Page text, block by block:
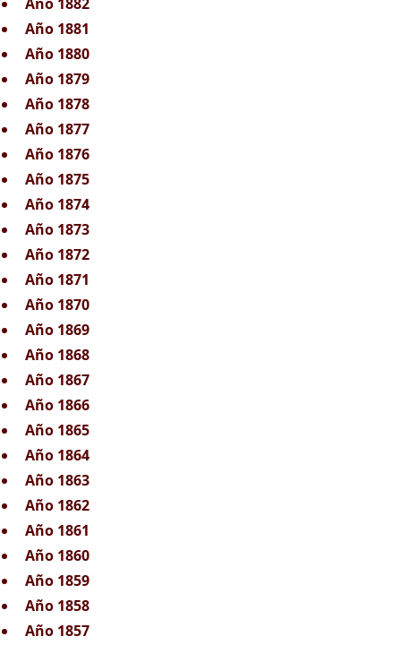
Año 1881
Año 1880
Año 1879
Año 1878
Año 1877
Año 1876
Año 1875
Año 1874
Año 1873
Año 1872
Año 1871
Año 1870
Año 1869
Año 1868
Año 1867
Año 1866
Año 1865
Año 1864
Año 1863
Año 1862
Año 1861
Año 1860
Año 1859
Año 1858
Año 1857